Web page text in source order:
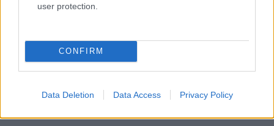
user protection.
CONFIRM
Data Deletion Data Access Privacy Policy